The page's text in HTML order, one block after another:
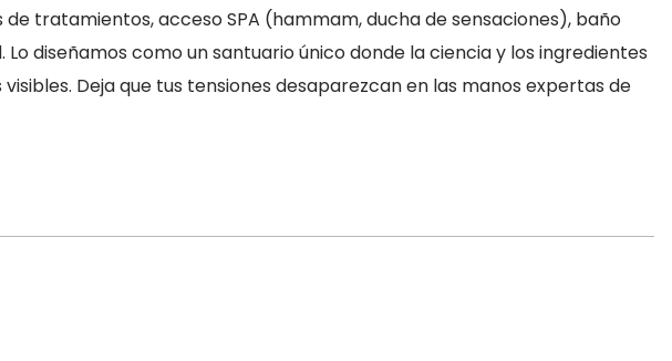
tratamientos, acceso SPA (hammam, ducha de sensaciones), baño
diseñamos como un santuario único donde la ciencia y los ingredientes
Deja que tus tensiones desaparezcan en las manos expertas de